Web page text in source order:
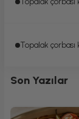
Topalak çorbası
Son Yazılar